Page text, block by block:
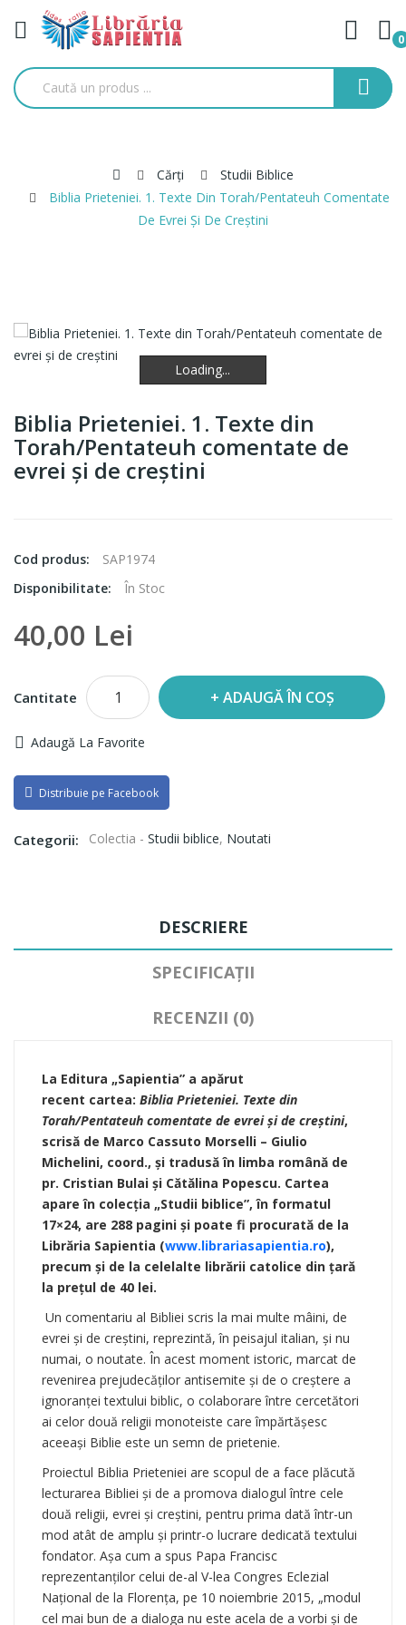
0
Cărți
Studii Biblice
Biblia Prieteniei. 1. Texte Din Torah/Pentateuh Comentate
De Evrei Şi De Creştini
Loading...
Loading...
Loading...
Biblia Prieteniei. 1. Texte din
Torah/Pentateuh comentate de
evrei şi de creştini
Cod produs:
SAP1974
Disponibilitate:
În Stoc
40,00 Lei
Cantitate ADAUGĂ ÎN COȘ
Adaugă La Favorite
Distribuie pe Facebook
Categorii: Colectia - Studii biblice, Noutati
DESCRIERE
SPECIFICAȚII
RECENZII (0)
La Editura „Sapientia” a apărut
recent cartea: Biblia Prieteniei. Texte din
Torah/Pentateuh comentate de evrei şi de creştini,
scrisă de Marco Cassuto Morselli – Giulio
Michelini, coord., și tradusă în limba română de
pr. Cristian Bulai şi Cătălina Popescu. Cartea
apare în colecția „Studii biblice”, în formatul
17×24, are 288 pagini şi poate fi procurată de la
Librăria Sapientia (www.librariasapientia.ro),
precum şi de la celelalte librării catolice din țară
la prețul de 40 lei.
Un comentariu al Bibliei scris la mai multe mâini, de
evrei şi de creştini, reprezintă, în peisajul italian, şi nu
numai, o noutate. În acest moment istoric, marcat de
revenirea prejudecăţilor antisemite şi de o creştere a
ignoranţei textului biblic, o colaborare între cercetători
ai celor două religii monoteiste care împărtăşesc
aceeaşi Biblie este un semn de prietenie.
Proiectul Biblia Prieteniei are scopul de a face plăcută
lecturarea Bibliei şi de a promova dialogul între cele
două religii, evrei şi creştini, pentru prima dată într-un
mod atât de amplu şi printr-o lucrare dedicată textului
fondator. Aşa cum a spus Papa Francisc
reprezentanţilor celui de-al V-lea Congres Eclezial
Naţional de la Florenţa, pe 10 noiembrie 2015, „modul
cel mai bun de a dialoga nu este acela de a vorbi şi de